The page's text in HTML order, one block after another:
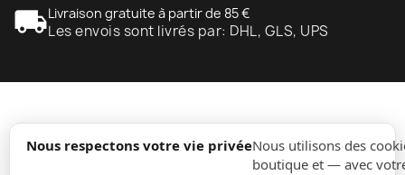
Nous respectons votre vie privéeNous utilisons des
boutique et — avec
local_shippingLivraison gratuite à partir de 85 €
Les envois sont livrés par: DHL, GLS, UPS